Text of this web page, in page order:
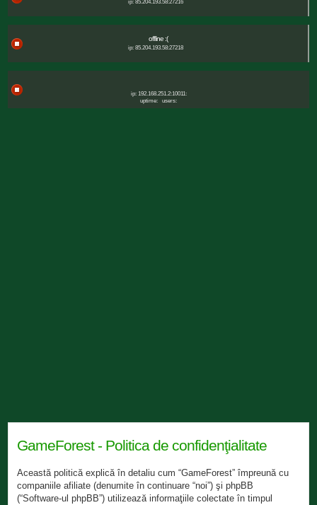
ip: 85.204.193.58:27216
offline :(
ip: 85.204.193.58:27218
ip: 192.168.251.2:10011:
uptime:
users:
GameForest - Politica de confidenţialitate
Această politică explică în detaliu cum “GameForest” împreună cu
companiile afiliate (denumite în continuare “noi”) şi phpBB
(“Software-ul phpBB”) utilizează informaţiile colectate în timpul